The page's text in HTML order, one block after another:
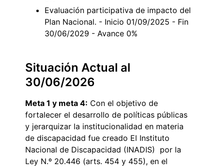
Evaluación participativa de impacto del
Plan Nacional. - Inicio 01/09/2025 - Fin
30/06/2029 - Avance 0%
Situación Actual al
30/06/2026
Meta 1 y meta 4: Con el objetivo de
fortalecer el desarrollo de políticas públicas
y jerarquizar la institucionalidad en materia
de discapacidad fue creado El Instituto
Nacional de Discapacidad (INADIS) por la
Ley N.º 20.446 (arts. 454 y 455), en el